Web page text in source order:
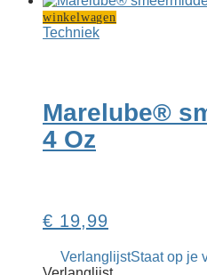
winkelwagen
Techniek
Marelube®
4 Oz
€ 19,99
VerlanglijstStaat op je